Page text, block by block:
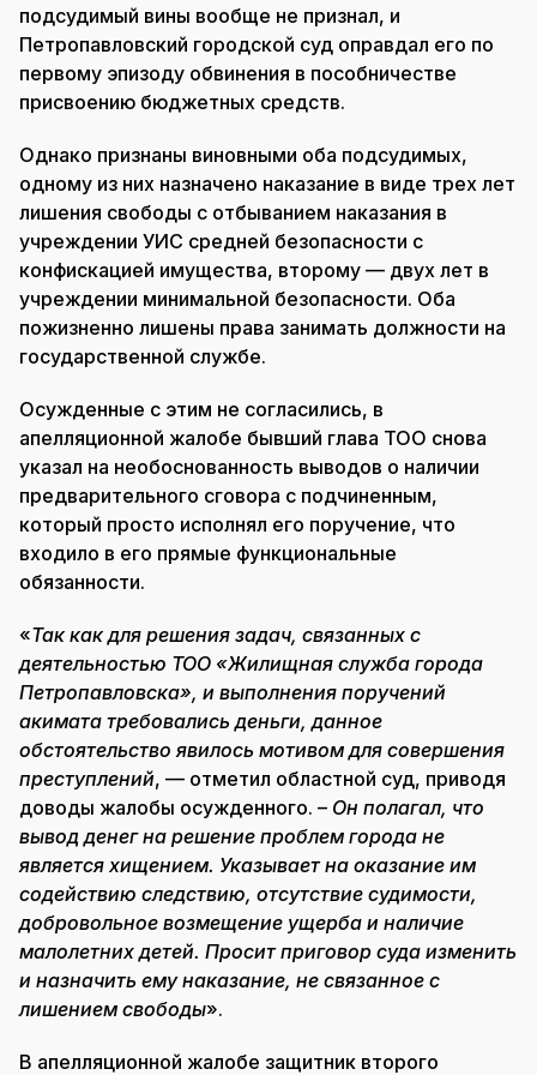
подсудимый вины вообще не признал, и
Петропавловский городской суд оправдал его по
первому эпизоду обвинения в пособничестве
присвоению бюджетных средств.
Однако признаны виновными оба подсудимых,
одному из них назначено наказание в виде трех лет
лишения свободы с отбыванием наказания в
учреждении УИС средней безопасности с
конфискацией имущества, второму — двух лет в
учреждении минимальной безопасности. Оба
пожизненно лишены права занимать должности на
государственной службе.
Осужденные с этим не согласились, в
апелляционной жалобе бывший глава ТОО снова
указал на необоснованность выводов о наличии
предварительного сговора с подчиненным,
который просто исполнял его поручение, что
входило в его прямые функциональные
обязанности.
«Так как для решения задач, связанных с
деятельностью ТОО «Жилищная служба города
Петропавловска», и выполнения поручений
акимата требовались деньги, данное
обстоятельство явилось мотивом для совершения
преступлений, — отметил областной суд, приводя
доводы жалобы осужденного. – Он полагал, что
вывод денег на решение проблем города не
является хищением. Указывает на оказание им
содействию следствию, отсутствие судимости,
добровольное возмещение ущерба и наличие
малолетних детей. Просит приговор суда изменить
и назначить ему наказание, не связанное с
лишением свободы».
В апелляционной жалобе защитник второго